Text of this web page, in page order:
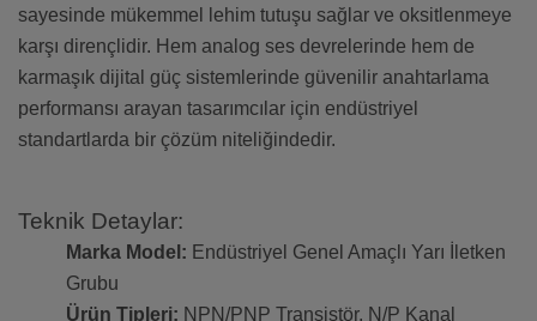
sayesinde mükemmel lehim tutuşu sağlar ve oksitlenmeye
karşı dirençlidir. Hem analog ses devrelerinde hem de
karmaşık dijital güç sistemlerinde güvenilir anahtarlama
performansı arayan tasarımcılar için endüstriyel
standartlarda bir çözüm niteliğindedir.
Teknik Detaylar:
Marka Model: Endüstriyel Genel Amaçlı Yarı İletken
Grubu
Ürün Tipleri: NPN/PNP Transistör, N/P Kanal